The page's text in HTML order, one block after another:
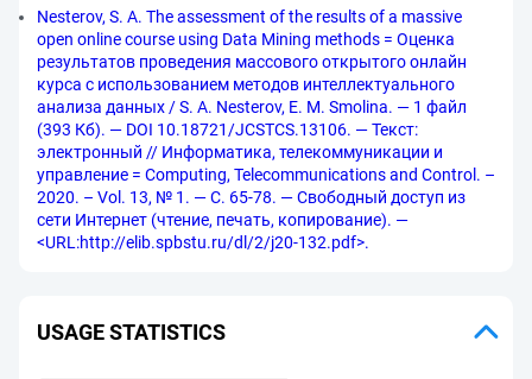
Nesterov, S. A. The assessment of the results of a massive
open online course using Data Mining methods = Оценка
результатов проведения массового открытого онлайн
курса с использованием методов интеллектуального
анализа данных / S. A. Nesterov, E. M. Smolina. — 1 файл
(393 Кб). — DOI 10.18721/JCSTCS.13106. — Текст:
электронный // Информатика, телекоммуникации и
управление = Computing, Telecommunications and Control. –
2020. – Vol. 13, № 1. — С. 65-78. — Свободный доступ из
сети Интернет (чтение, печать, копирование). —
<URL:http://elib.spbstu.ru/dl/2/j20-132.pdf>.
USAGE STATISTICS